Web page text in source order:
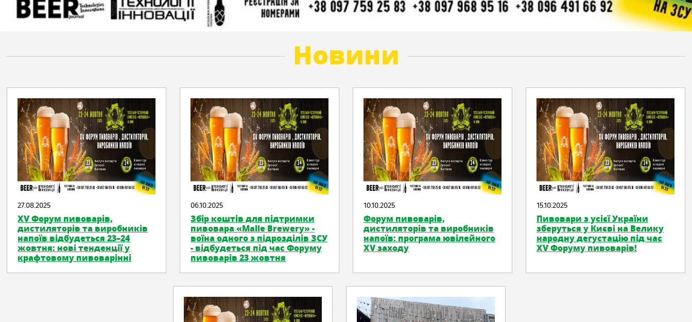
Новини
27.08.2025
XV Форум пивоварів,
дистиляторів та виробників
напоїв відбудеться 23–24
жовтня: нові тенденції у
крафтовому пивоварінні
06.10.2025
Збір коштів для підтримки
пивовара «Malle Brewery» -
воїна одного з підрозділів ЗСУ
- відбудеться під час Форуму
пивоварів 23 жовтня
10.10.2025
Форум пивоварів,
дистиляторів та виробників
напоїв: програма ювілейного
XV заходу
15.10.2025
Пивовари з усієї України
зберуться у Києві на Велику
народну дегустацію під час
XV Форуму пивоварів!